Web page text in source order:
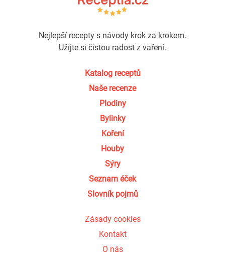
Nejlepší recepty s návody krok za krokem.
Užijte si čistou radost z vaření.
Katalog receptů
Naše recenze
Plodiny
Bylinky
Koření
Houby
Sýry
Seznam éček
Slovník pojmů
Zásady cookies
Kontakt
O nás